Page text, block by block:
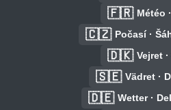
🇫🇷 Météo
🇨🇿 Počasí ·
🇩🇰 Vejret
🇸🇪 Vädret ·
🇩🇪 Wetter ·